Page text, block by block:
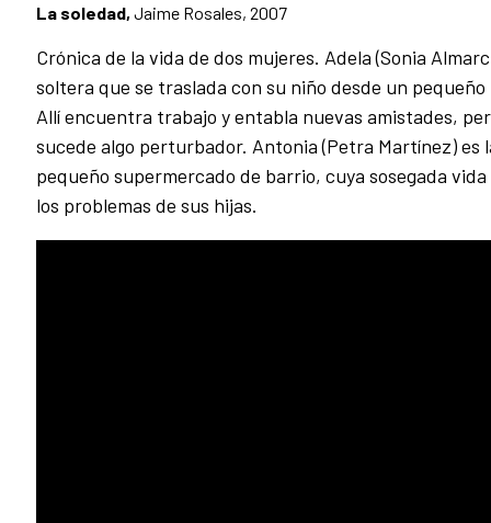
La soledad, Jaime Rosales, 2007
Crónica de la vida de dos mujeres. Adela (Sonia
soltera que se traslada con su niño desde un
Allí encuentra trabajo y entabla nuevas amistades,
sucede algo perturbador. Antonia (Petra Martínez) es
pequeño supermercado de barrio, cuya sosegada
los problemas de sus hijas.